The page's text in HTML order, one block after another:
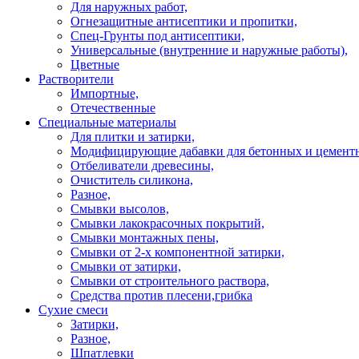
Для наружных работ,
Огнезащитные антисептики и пропитки,
Спец-Грунты под антисептики,
Универсальные (внутренние и наружные работы),
Цветные
Растворители
Импортные,
Отечественные
Специальные материалы
Для плитки и затирки,
Модифицирующие дабавки для бетонных и
Отбеливатели древесины,
Очиститель силикона,
Разное,
Смывки высолов,
Смывки лакокрасочных покрытий,
Смывки монтажных пены,
Смывки от 2-х компонентной затирки,
Смывки от затирки,
Смывки от строительного раствора,
Средства против плесени,грибка
Сухие смеси
Затирки,
Разное,
Шпатлевки